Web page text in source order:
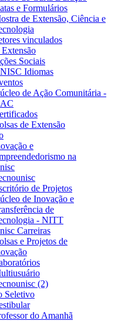
e Formulários
de Extensão, Ciência e
vinculados
Sociais
Idiomas
de Ação Comunitária -
de Extensão
e
na
de Projetos
de Inovação e
de
- NITT
Carreiras
e Projetos de
(2)
Seletivo
do Amanhã